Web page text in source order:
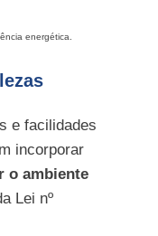
energética.
e facilidades
incorporar
o ambiente
Lei nº